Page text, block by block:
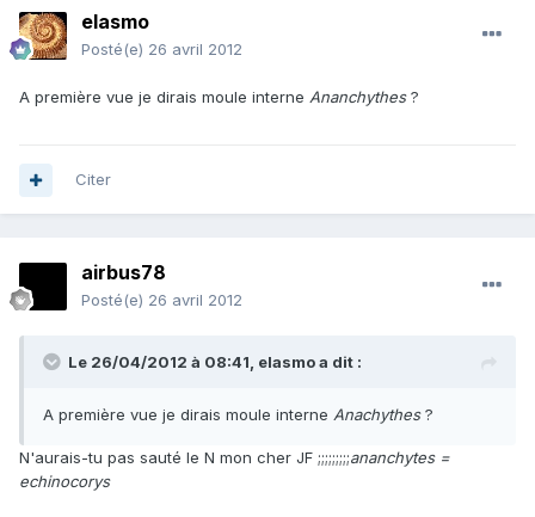
elasmo
Posté(e) 26 avril 2012
A première vue je dirais moule interne Ananchythes?
Citer
airbus78
Posté(e) 26 avril 2012
Le 26/04/2012 à 08:41, elasmo a dit :
A première vue je dirais moule interne Anachythes?
N'aurais-tu pas sauté le N mon cher JF ;;;;;;;;;ananchytes =
echinocorys